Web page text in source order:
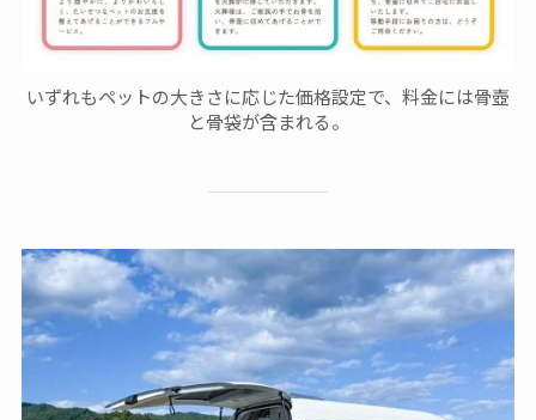
いずれもペットの大きさに応じた価格設定で、料金には骨壺
と骨袋が含まれる。